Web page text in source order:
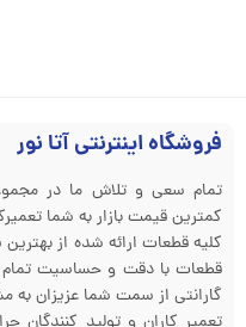
فروشگاه اینترنتی آتا نور
تمام سعی و تلاش ما در
کمترین قیمت بازار به شما
کلیه قطعات ارائه شده از
قطعات با دقت و حساسیت تمام
گارانتی از سمت شما عزیزان به